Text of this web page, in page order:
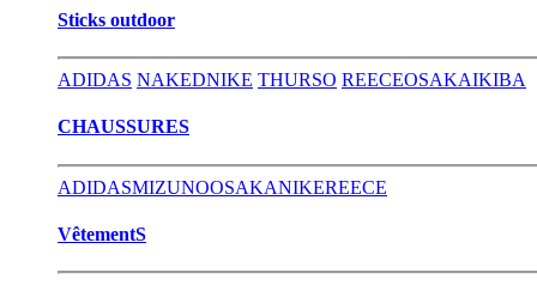
​Sticks outdoor
ADIDAS NAKEDNIKE THURSO REECEOSAKAIKIBA
CHAUSSURES
ADIDASMIZUNOOSAKANIKEREECE
VêtementS